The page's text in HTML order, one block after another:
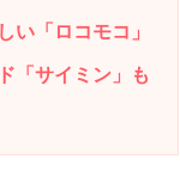
い「ロコモコ」
「サイミン」も